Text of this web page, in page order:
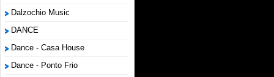
Dalzochio Music
DANCE
Dance - Casa House
Dance - Ponto Frio